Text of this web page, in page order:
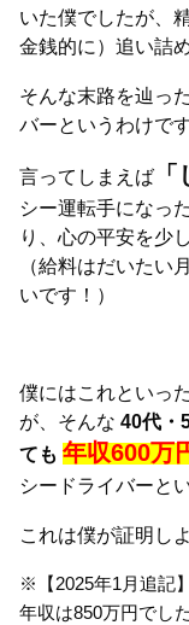
いた僕でしたが、
金銭的に）追い詰
そんな末路を辿っ
バーというわけです
言ってしまえば
シー運転手になっ
り、心の平安を少
（給料はだいたい
いです！）
僕にはこれといっ
が、そんな40代・
ても 年収600万
シードライバーと
これは僕が証明し
※【2025年1月追記
年収は850万円でした